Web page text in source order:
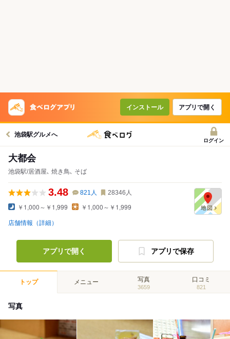
インストール アプリで開く
池袋駅グルメへ
ログイン
大都会
池袋駅/居酒屋､ 焼き鳥､ そば
3.48 821 人 28346 人
￥1,000～￥1,999 ￥1,000～￥1,999
店舗情報（詳細）
アプリで開く アプリで保存
トップ メニュー 写真
3659
口コミ
821
写真